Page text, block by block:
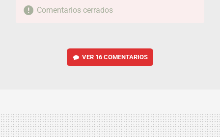
Comentarios cerrados
VER 16 COMENTARIOS